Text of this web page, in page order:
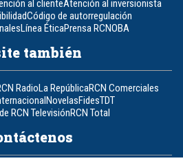
al clienteAtención al inversionista
Código de autorregulación
Línea ÉticaPrensa RCNOBA
también
RadioLa RepúblicaRCN Comerciales
NovelasFidesTDT
RCN TelevisiónRCN Total